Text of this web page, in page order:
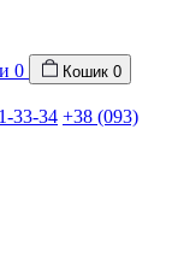
0 Кошик 0
33-34 +38 (093)